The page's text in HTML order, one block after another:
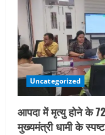
i
o
n Uncategorized
आपदा में मृत्यु होने के
मुख्यमंत्री धामी के स्पष्ट